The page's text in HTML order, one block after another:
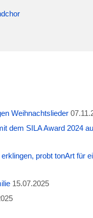
Weihnachtslieder
dem SILA Award 2024
probt tonArt für
15.07.2025